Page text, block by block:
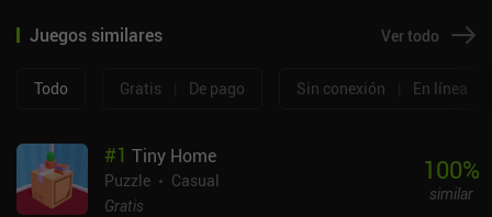
Juegos similares Ver todo
Todo Gratis De pago Sin conexión En línea
#1 Tiny Home
Puzzle
Casual
Gratis
100%
similar